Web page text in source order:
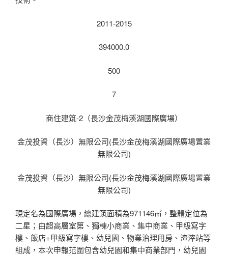
2011-2015
394000.0
500
7
商住建筑-2（長沙金茂梅溪湖國際廣場）
金茂投資（長沙）無限公司(長沙金茂梅溪湖國際廣場置業
無限公司)
金茂投資（長沙）無限公司(長沙金茂梅溪湖國際廣場置業
無限公司)
現定名為國際廣場，總建筑面積為971146㎡，整體定位為
二星；由超高層室第、獨棟小商業、集中商業、甲級寫字
樓、飯店+甲級寫字樓、幼兒園、物業治理用房、渣滓站等
組成，本次申報范圍包含幼兒園和集中商業部門，幼兒園